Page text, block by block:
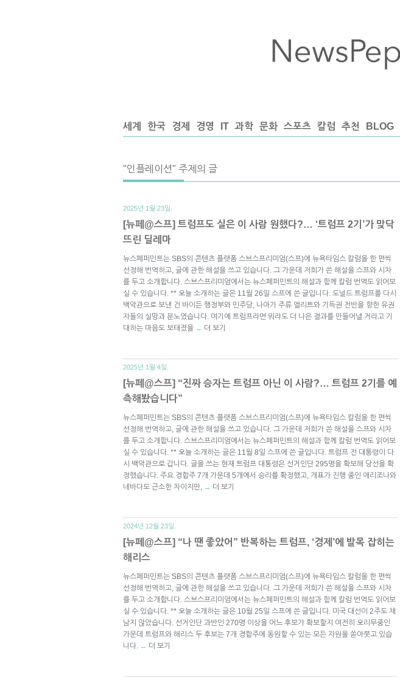
세계 한국 경제 경영 IT 과학 문화 스포츠 칼럼 추천 BLOG
"인플레이션" 주제의 글
2025년 1월 23일.
[뉴페@스프] 트럼프도 실은 이 사람 원했다?… ‘트럼프 2기’가 맞닥
뜨린 딜레마
뉴스페퍼민트는 SBS의 콘텐츠 플랫폼 스브스프리미엄(스프)에 뉴욕타임스 칼럼을 한 편씩
선정해 번역하고, 글에 관한 해설을 쓰고 있습니다. 그 가운데 저희가 쓴 해설을 스프와 시차
를 두고 소개합니다. 스브스프리미엄에서는 뉴스페퍼민트의 해설과 함께 칼럼 번역도 읽어보
실 수 있습니다. ** 오늘 소개하는 글은 11월 26일 스프에 쓴 글입니다. 도널드 트럼프를 다시
백악관으로 보낸 건 바이든 행정부와 민주당, 나아가 주류 엘리트와 기득권 전반을 향한 유권
자들의 실망과 분노였습니다. 여기에 트럼프라면 뭐라도 더 나은 결과를 만들어낼 거라고 기
대하는 마음도 보태졌을 → 더 보기
2025년 1월 4일.
[뉴페@스프] “진짜 승자는 트럼프 아닌 이 사람?… 트럼프 2기를 예
측해봤습니다”
뉴스페퍼민트는 SBS의 콘텐츠 플랫폼 스브스프리미엄(스프)에 뉴욕타임스 칼럼을 한 편씩
선정해 번역하고, 글에 관한 해설을 쓰고 있습니다. 그 가운데 저희가 쓴 해설을 스프와 시차
를 두고 소개합니다. 스브스프리미엄에서는 뉴스페퍼민트의 해설과 함께 칼럼 번역도 읽어보
실 수 있습니다. ** 오늘 소개하는 글은 11월 8일 스프에 쓴 글입니다. 트럼프 전 대통령이 다
시 백악관으로 갑니다. 글을 쓰는 현재 트럼프 대통령은 선거인단 295명을 확보해 당선을 확
정했습니다. 주요 경합주 7개 가운데 5개에서 승리를 확정했고, 개표가 진행 중인 애리조나와
네바다도 근소한 차이지만, → 더 보기
2024년 12월 23일.
[뉴페@스프] “나 땐 좋았어” 반복하는 트럼프, ‘경제’에 발목 잡히는
해리스
뉴스페퍼민트는 SBS의 콘텐츠 플랫폼 스브스프리미엄(스프)에 뉴욕타임스 칼럼을 한 편씩
선정해 번역하고, 글에 관한 해설을 쓰고 있습니다. 그 가운데 저희가 쓴 해설을 스프와 시차
를 두고 소개합니다. 스브스프리미엄에서는 뉴스페퍼민트의 해설과 함께 칼럼 번역도 읽어보
실 수 있습니다. ** 오늘 소개하는 글은 10월 25일 스프에 쓴 글입니다. 미국 대선이 2주도 채
남지 않았습니다. 선거인단 과반인 270명 이상을 어느 후보가 확보할지 여전히 오리무중인
가운데 트럼프와 해리스 두 후보는 7개 경합주에 동원할 수 있는 모든 자원을 쏟아붓고 있습
니다. → 더 보기